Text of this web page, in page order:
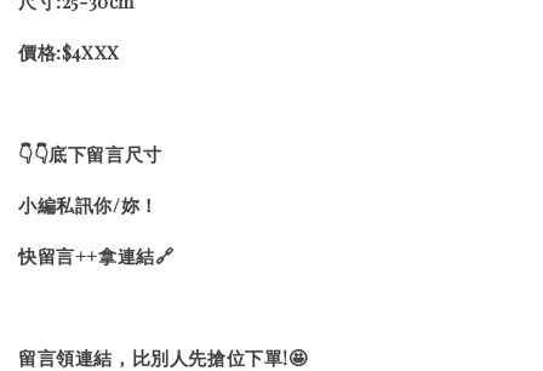
價格:$4XXX
👇👇底下留言尺寸
小編私訊你/妳！
快留言++拿連結🔗
留言領連結，比別人先搶位下單!🤩